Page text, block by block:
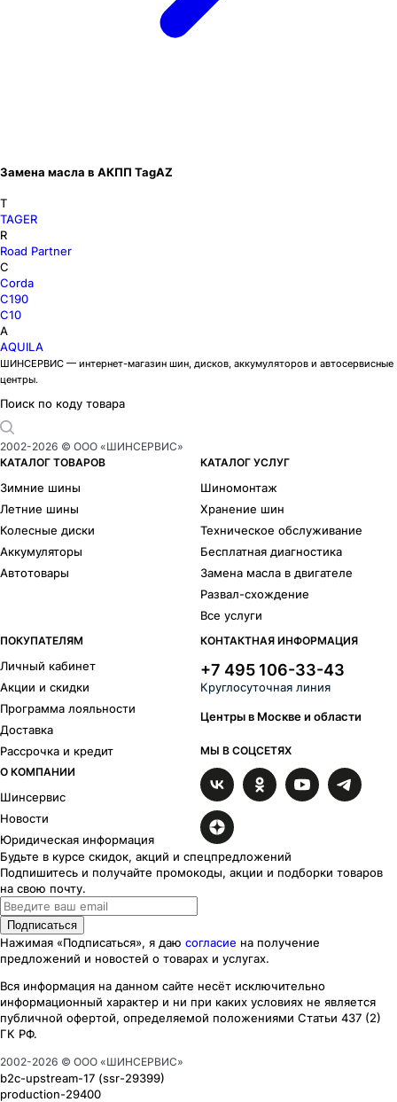
Замена масла в АКПП TagAZ
T
TAGER
R
Road Partner
C
Corda
C190
C10
A
AQUILA
ШИНСЕРВИС — интернет-магазин шин, дисков, аккумуляторов и автосервисные
центры.
Поиск по коду товара
2002-2026 © ООО «ШИНСЕРВИС»
КАТАЛОГ ТОВАРОВ
Зимние шины
Летние шины
Колесные диски
Аккумуляторы
Автотовары
КАТАЛОГ УСЛУГ
Шиномонтаж
Хранение шин
Техническое обслуживание
Бесплатная диагностика
Замена масла в двигателе
Развал-схождение
Все услуги
ПОКУПАТЕЛЯМ
Личный кабинет
Акции и скидки
Программа лояльности
Доставка
Рассрочка и кредит
О КОМПАНИИ
Шинсервис
Новости
Юридическая информация
КОНТАКТНАЯ ИНФОРМАЦИЯ
+7 495 106-33-43
Круглосуточная линия
Центры в Москве и области
МЫ В СОЦСЕТЯХ
Будьте в курсе скидок, акций и спецпредложений
Подпишитесь и получайте промокоды, акции и подборки товаров
на свою почту.
Подписаться
Нажимая «Подписаться», я даю согласие на получение
предложений и новостей о товарах и услугах.
Вся информация на данном сайте несёт исключительно
информационный характер и ни при каких условиях не является
публичной офертой, определяемой положениями Статьи 437 (2)
ГК РФ.
2002-2026 © ООО «ШИНСЕРВИС»
b2c-upstream-17 (ssr-29399)
production-29400